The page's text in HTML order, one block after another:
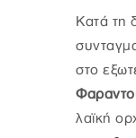
Κατά τη
στο
λαϊκή